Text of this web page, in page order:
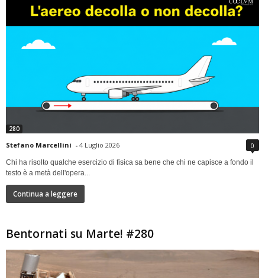
280
Stefano Marcellini - 4 Luglio 2026 0
Chi ha risolto qualche esercizio di fisica sa bene che chi ne capisce a fondo il
testo è a metà dell'opera...
Continua a leggere
Bentornati su Marte! #280